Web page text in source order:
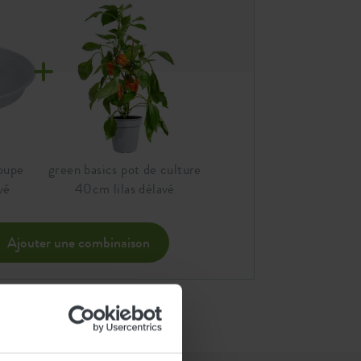
green basics pot de culture
40cm lilas délavé
Ajouter une combinaison